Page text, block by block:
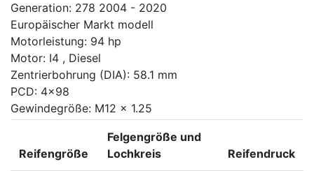
Generation: 278 2004 - 2020
Europäischer Markt modell
Motorleistung: 94 hp
Motor: I4 , Diesel
Zentrierbohrung (DIA): 58.1 mm
PCD: 4x98
Gewindegröße: M12 x 1.25
Reifengröße
Felgengröße und
Lochkreis
Reifendruck